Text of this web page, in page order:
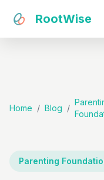
RootWise
Home / Blog /
Parenting